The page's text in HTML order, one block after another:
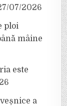
07/2026
ploi
mâine
este
a